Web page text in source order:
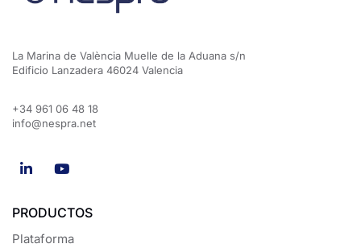
La Marina de València Muelle de la Aduana s/n
Edificio Lanzadera 46024 Valencia
+34 961 06 48 18
info@nespra.net
PRODUCTOS
Plataforma